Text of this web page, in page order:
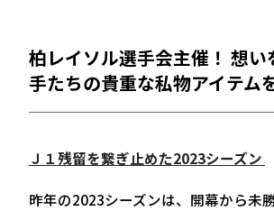
柏レイソル選手会主催！ 想い
手たちの貴重な私物アイテム
Ｊ１残留を繋ぎ止めた2023シーズン
昨年の2023シーズンは、開幕から未